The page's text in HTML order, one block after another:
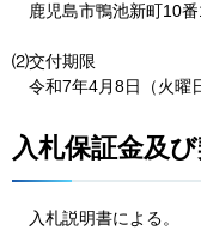
鹿児島市鴨池新町10
⑵交付期限
令和7年4月8日（火曜
入札保証金及
入札説明書による。